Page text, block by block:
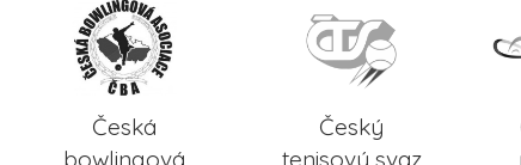
Česká
bowlingová
Český
tenisový svaz